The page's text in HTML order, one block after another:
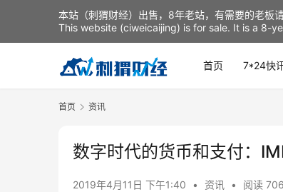
首页 7*24快
首页 资讯
数字时代的货币和支付：
2019年4月11日 下午1:40 • 资讯 • 阅读
本站（刺猬财经）出售，8年老站，有需要的老板
This website (ciweicaijing) is for sale. It is a 8-